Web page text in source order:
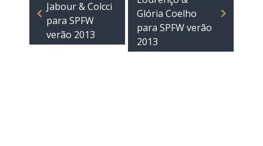
Jabour & Colcci
para SPFW
verão 2013
Glória Coelho
para SPFW verão
2013